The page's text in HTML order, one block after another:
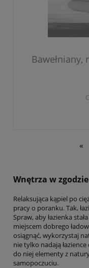
«
Wnętrza w
Relaksująca kąpiel po
pracy o poranku. Tak,
Spraw, aby łazienka
miejscem dobrego
osiągnąć, wykorzystaj
nie tylko nadają
do niej elementy z
samopoczuciu.